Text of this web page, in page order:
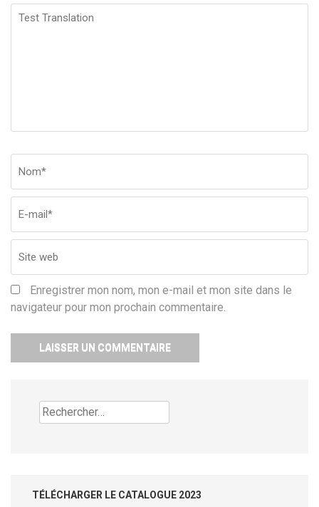
Test
Enregistrer mon nom, mon e-mail et mon site dans le
navigateur pour mon prochain commentaire.
Rechercher :
TÉLÉCHARGER LE CATALOGUE 2023